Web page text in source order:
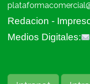
Redacion -
Medios Digitales: